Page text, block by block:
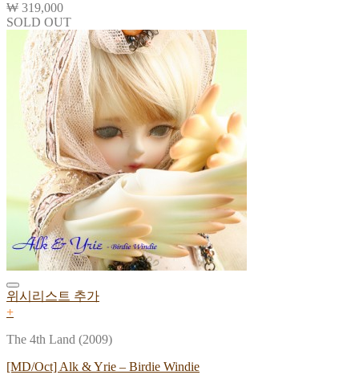
₩ 319,000
SOLD OUT
위시리스트 추가
+
The 4th Land (2009)
[MD/Oct] Alk & Yrie – Birdie Windie